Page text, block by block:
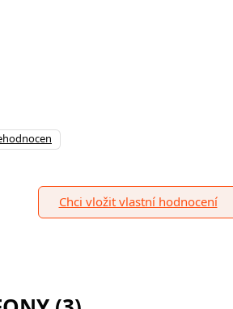
Chci vložit vlastní hodnocení